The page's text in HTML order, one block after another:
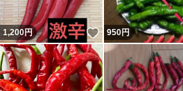
1,200円 いいね！
950円